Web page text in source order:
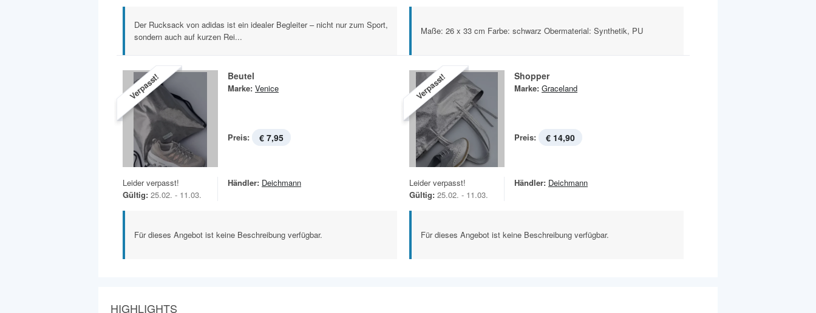
Der Rucksack von adidas ist ein idealer Begleiter – nicht nur zum Sport,
sondern auch auf kurzen Rei...
Maße: 26 x 33 cm Farbe: schwarz Obermaterial: Synthetik, PU
Verpasst! Beutel
Marke: Venice
Preis: € 7,95
Leider verpasst!
Gültig: 25.02. - 11.03.
Händler: Deichmann
Für dieses Angebot ist keine Beschreibung verfügbar.
Verpasst! Shopper
Marke: Graceland
Preis: € 14,90
Leider verpasst!
Gültig: 25.02. - 11.03.
Händler: Deichmann
Für dieses Angebot ist keine Beschreibung verfügbar.
HIGHLIGHTS